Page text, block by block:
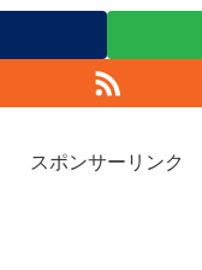
スポンサーリンク